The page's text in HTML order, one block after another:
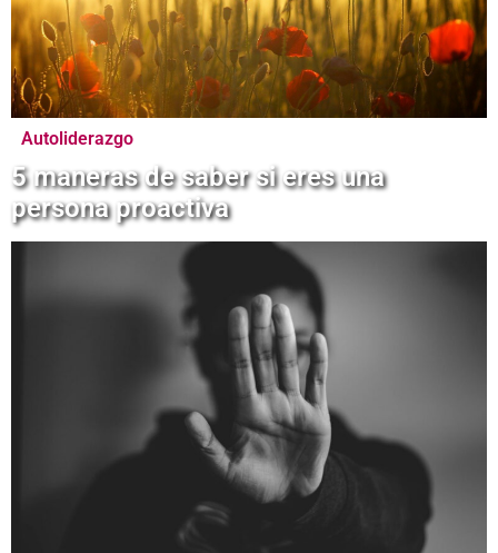
Autoliderazgo
5 maneras de saber si eres una
persona proactiva